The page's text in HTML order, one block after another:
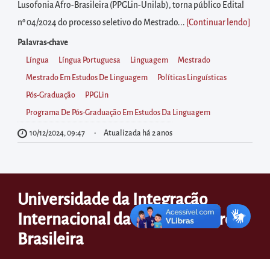
à
área
para
realizar
buscas
internas
Acessar
diretamente
as
no
rodapé
Lusofonia Afro-Brasileira (PPGLin-Unilab), torna público Edital
nº 04/2024 do processo seletivo do Mestrado... [Continuar lendo
Palavras-chave
Língua Língua Portuguesa Linguagem Mestrado
Mestrado Em Estudos De Linguagem Políticas Linguísticas
Pós-Graduação PPGLin
Programa De Pós-Graduação Em Estudos Da Linguagem
10/12/2024, 09:47 Atualizada há 2 anos
Universidade da Integração
Internacional da Lusofonia Afro-
Brasileira